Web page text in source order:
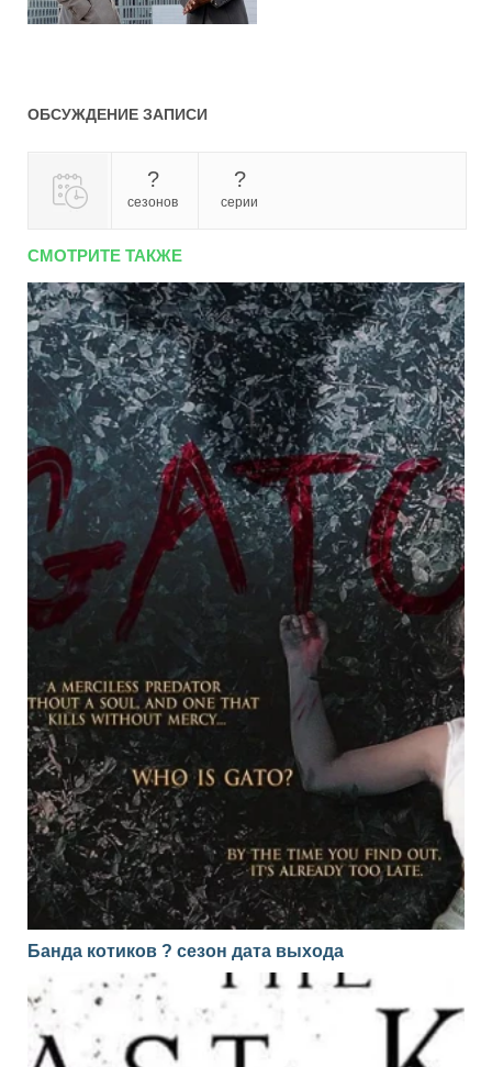
ОБСУЖДЕНИЕ ЗАПИСИ
?
сезонов
?
серии
СМОТРИТЕ ТАКЖЕ
Банда котиков ? сезон дата выхода